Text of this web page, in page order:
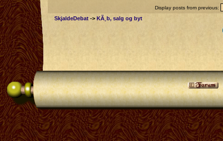
Display posts from previous:
SkjaldeDebat -> KÃ¸b, salg og byt